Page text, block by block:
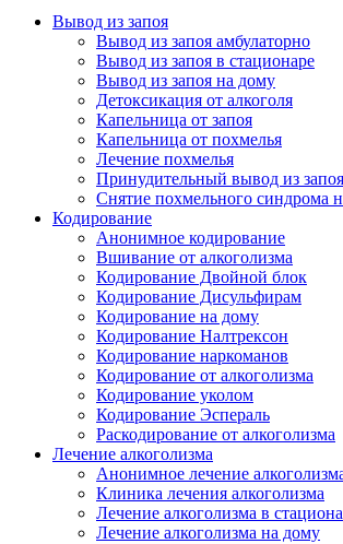
Вывод из запоя
Вывод из запоя амбулаторно
Вывод из запоя в стационаре
Вывод из запоя на дому
Детоксикация от алкоголя
Капельница от запоя
Капельница от похмелья
Лечение похмелья
Принудительный вывод из запоя
Снятие похмельного синдрома
Кодирование
Анонимное кодирование
Вшивание от алкоголизма
Кодирование Двойной блок
Кодирование Дисульфирам
Кодирование на дому
Кодирование Налтрексон
Кодирование наркоманов
Кодирование от алкоголизма
Кодирование уколом
Кодирование Эспераль
Раскодирование от алкоголизма
Лечение алкоголизма
Анонимное лечение
Клиника лечения алкоголизма
Лечение алкоголизма в
Лечение алкоголизма на дому